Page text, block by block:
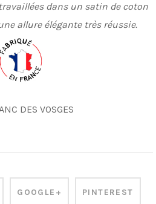
travaillées dans un satin de coton
allure élégante très réussie.
DES VOSGES
GOOGLE+ PINTEREST